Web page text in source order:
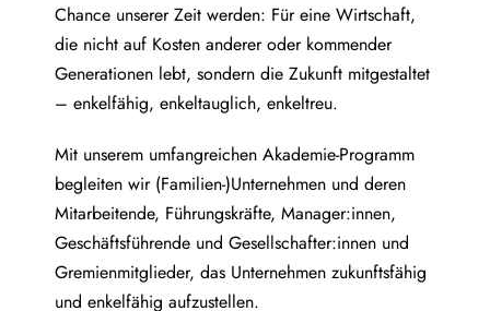
Chance unserer Zeit werden: Für eine Wirtschaft,
die nicht auf Kosten anderer oder kommender
Generationen lebt, sondern die Zukunft mitgestaltet
– enkelfähig, enkeltauglich, enkeltreu.
Mit unserem umfangreichen Akademie-Programm
begleiten wir (Familien-)Unternehmen und deren
Mitarbeitende, Führungskräfte, Manager:innen,
Geschäftsführende und Gesellschafter:innen und
Gremienmitglieder, das Unternehmen zukunftsfähig
und enkelfähig aufzustellen.